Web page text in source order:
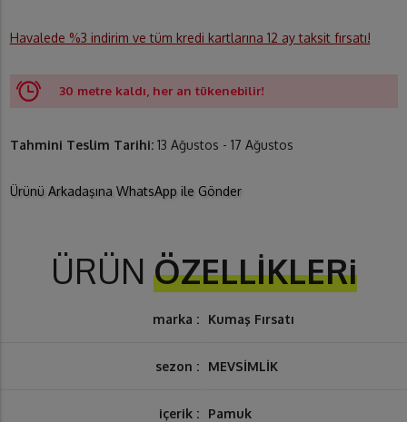
Havalede %3 indirim ve tüm kredi kartlarına 12 ay taksit fırsatı!
30 metre kaldı, her an tükenebilir!
Tahmini Teslim Tarihi: 13 Ağustos - 17 Ağustos
Ürünü Arkadaşına WhatsApp ile Gönder
ÜRÜN ÖZELLİKLERi
marka : Kumaş Fırsatı
sezon : MEVSİMLİK
içerik : Pamuk